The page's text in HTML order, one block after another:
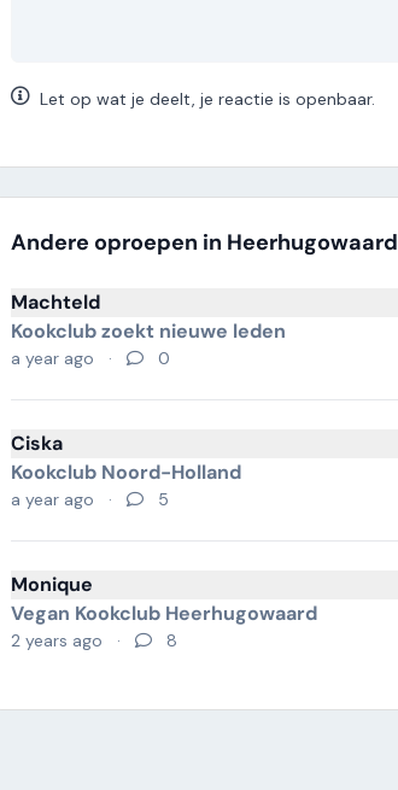
Let op wat je deelt, je reactie is openbaar.
Andere oproepen in Heerhugowaard
Machteld
Kookclub zoekt nieuwe leden
a year ago · 0
Ciska
Kookclub Noord-Holland
a year ago · 5
Monique
Vegan Kookclub Heerhugowaard
2 years ago · 8